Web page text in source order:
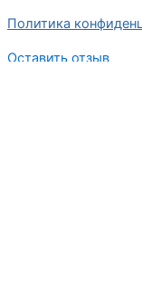
Политика
Оставить отзыв